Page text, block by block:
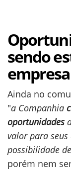
sendo
empresa
Ainda no
"a Companhia
oportunidades
valor para
possibilidade
porém nem